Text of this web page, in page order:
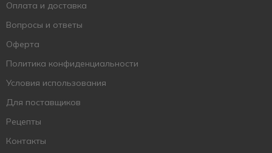
Оплата и доставка
Вопросы и ответы
Оферта
Политика конфиденциальности
Условия использования
Для поставщиков
Рецепты
Контакты